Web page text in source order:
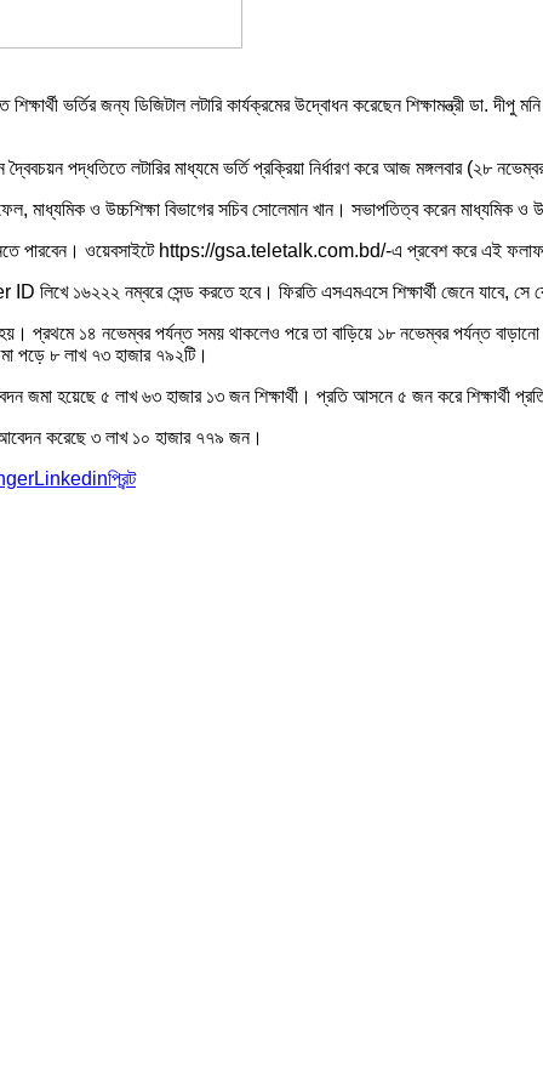
ভর্তির জন্য ডিজিটাল লটারি কার্যক্রমের উদ্বোধন করেছেন শিক্ষামন্ত্রী ডা. দীপু
দ্বৈবচয়ন পদ্ধতিতে লটারির মাধ্যমে ভর্তি প্রক্রিয়া নির্ধারণ করে আজ মঙ্গলবার (২৮
মাধ্যমিক ও উচ্চশিক্ষা বিভাগের সচিব সোলেমান খান। সভাপতিত্ব করেন
পারবেন। ওয়েবসাইটে https://gsa.teletalk.com.bd/-এ প্রবেশ করে এই
১৬২২২ নম্বরে সেন্ড করতে হবে। ফিরতি এসএমএসে শিক্ষার্থী জেনে যাবে, সে
প্রথমে ১৪ নভেম্বর পর্যন্ত সময় থাকলেও পরে তা বাড়িয়ে ১৮ নভেম্বর পর্যন্ত বাড়ানো
পড়ে ৮ লাখ ৭৩ হাজার ৭৯২টি।
জমা হয়েছে ৫ লাখ ৬৩ হাজার ১৩ জন শিক্ষার্থী। প্রতি আসনে ৫ জন করে শিক্ষার্থী
করেছে ৩ লাখ ১০ হাজার ৭৭৯ জন।
Linkedinপ্রিন্ট